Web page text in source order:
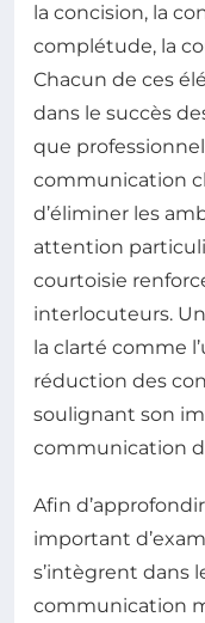
la concision, la
complétude, la
Chacun de ces
dans le succès
que
communication
d’éliminer les
attention
courtoisie
interlocuteurs.
la clarté comme
réduction des
soulignant son
communication
Afin
important
s’intègrent dans
communication